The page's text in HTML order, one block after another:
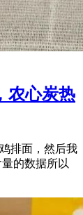
农心炭热
排面，然后我
的数据所以